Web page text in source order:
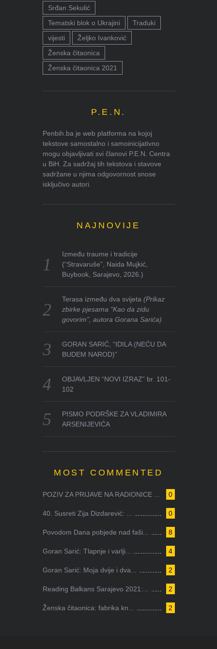
Srđan Sekulić
Tematski blok o Ukrajini
Traduki
vijesti
Željko Ivanković
Ženska čitaonica
Ženska čitaonica 2021
P.E.N.
Penbih.ba je web platforma na kojoj
tekstove samostalno i samoinicijativno
mogu objavljivati svi članovi P.E.N. Centra
u BiH. Za sadržaj tih tekstova i stavove
sadržane u njima odgovornost snose
isključivo autori.
NAJNOVIJE
Između traume i tradicije
(“Stravaruše”, Naida Mujkić,
Buybook, Sarajevo, 2026.)
Terasa između dva svijeta(Prikaz
zbirke pjesama “Kao da zidu
govorim”, autora Gorana Sarića)
GORAN SARIĆ, “IDILA (NEĆU DA
BUDEM NAROD)”
OBJAVLJEN “NOVI IZRAZ” br. 101-
102
PISMO PODRŠKE ZA VLADIMIRA
ARSENIJEVIĆA
MOST COMMENTED
0
POZIV ZA PRIJAVE NA RADIONICE ...
0
40. Susreti Zija Dizdarević: ...
8
Povodom Dana pobjede nad faši...
4
Goran Sarić: Tlapnje i varlji...
2
Goran Sarić: Moja dvije i dva...
2
Reading Balkans Sarajevo 2021:...
2
Ženska čitaonica: fabrika kn...